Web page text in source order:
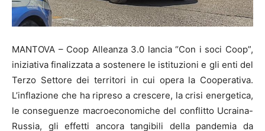
MANTOVA – Coop Alleanza 3.0 lancia “Con i soci Coop”,
iniziativa finalizzata a sostenere le istituzioni e gli enti del
Terzo Settore dei territori in cui opera la Cooperativa.
L’inflazione che ha ripreso a crescere, la crisi energetica,
le conseguenze macroeconomiche del conflitto Ucraina-
Russia, gli effetti ancora tangibili della pandemia da